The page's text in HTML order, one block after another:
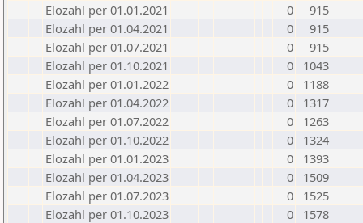
Elozahl per 01.01.2021
0
915
Elozahl per 01.04.2021
0
915
Elozahl per 01.07.2021
0
915
Elozahl per 01.10.2021
0
1043
Elozahl per 01.01.2022
0
1188
Elozahl per 01.04.2022
0
1317
Elozahl per 01.07.2022
0
1263
Elozahl per 01.10.2022
0
1324
Elozahl per 01.01.2023
0
1393
Elozahl per 01.04.2023
0
1509
Elozahl per 01.07.2023
0
1525
Elozahl per 01.10.2023
0
1578